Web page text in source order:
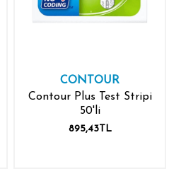
CONTOUR
Contour Plus Test Stripi
50'li
895,43TL